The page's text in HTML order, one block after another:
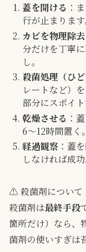
蓋を開ける ：
行が止まります
カビを物理除去
分だけを丁寧
し。
殺菌処理（ひど
レートなど）
部分にスポイト
乾燥させる ：
6〜12時間置く。
経過観察：蓋
しなければ成功
⚠️ 殺菌剤について
殺菌剤は最終手段
箇所だけ）なら、
菌剤の使いすぎは